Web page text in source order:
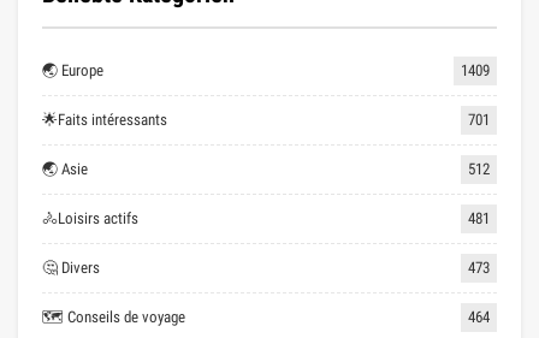
🌏 Europe 1409
🌟Faits intéressants 701
🌏 Asie 512
🚴Loisirs actifs 481
🤔 Divers 473
🗺 Conseils de voyage 464